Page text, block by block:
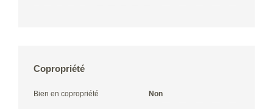
Copropriété
Bien en copropriété Non